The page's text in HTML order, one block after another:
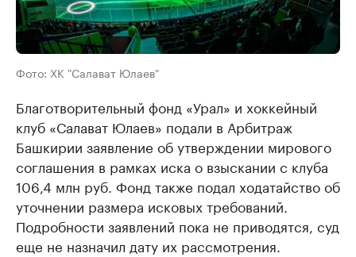
Фото: ХК "Салават Юлаев"
Благотворительный фонд «Урал» и хоккейный
клуб «Салават Юлаев» подали в Арбитраж
Башкирии заявление об утверждении мирового
соглашения в рамках иска о взыскании с клуба
106,4 млн руб. Фонд также подал ходатайство об
уточнении размера исковых требований.
Подробности заявлений пока не приводятся, суд
еще не назначил дату их рассмотрения.